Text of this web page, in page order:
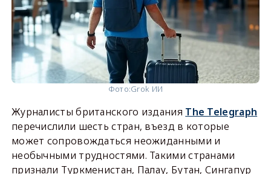
Фото:Grok ИИ
Журналисты британского издания The Telegraph
перечислили шесть стран, въезд в которые
может сопровождаться неожиданными и
необычными трудностями. Такими странами
признали Туркменистан, Палау, Бутан, Сингапур